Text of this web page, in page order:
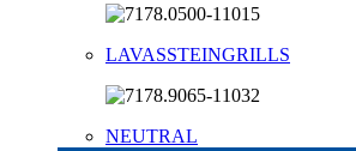
LAVASSTEINGRILLS
NEUTRAL